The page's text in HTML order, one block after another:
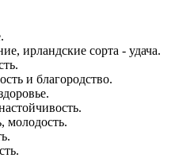
ирландские сорта - удача.
и благородство.
молодость.